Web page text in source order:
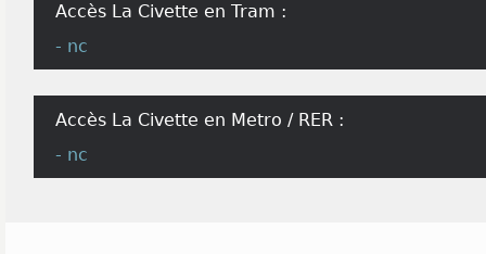
Accès La Civette en Tram :
- nc
Accès La Civette en Metro / RER :
- nc